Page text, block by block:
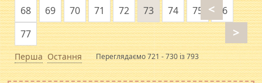
Перша
<
68 69 70 71 72 73 74 75
76
77
>
Остання Переглядаємо 721 - 730 із 793